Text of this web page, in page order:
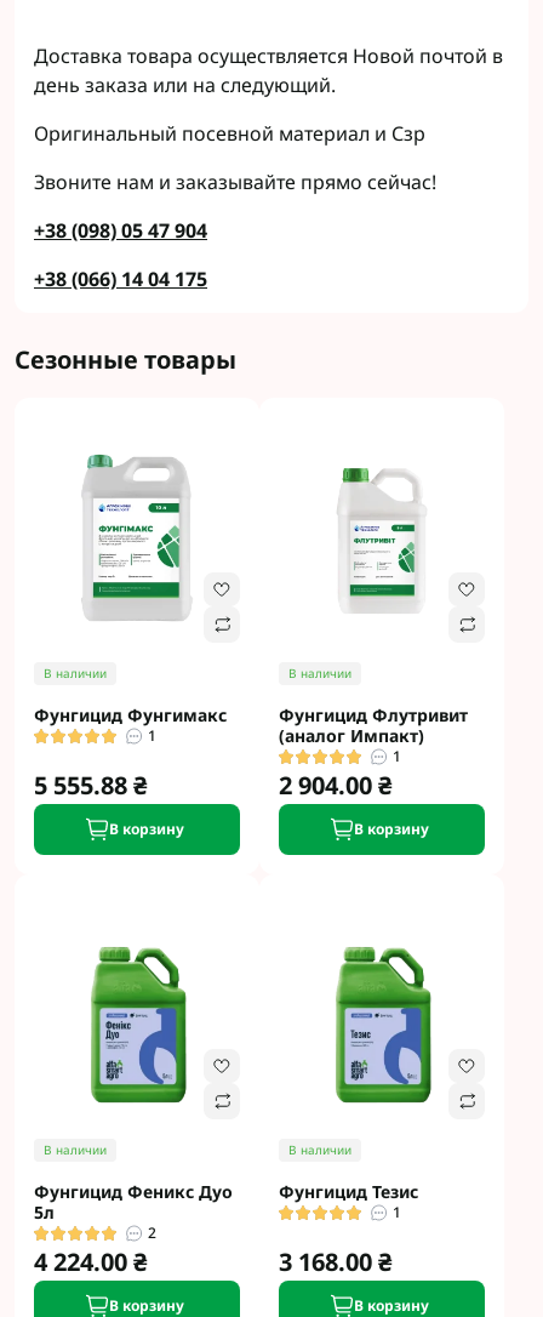
Доставка товара осуществляется Новой почтой в
день заказа или на следующий.
Оригинальный посевной материал и Сзр
Звоните нам и заказывайте прямо сейчас!
+38 (098) 05 47 904
+38 (066) 14 04 175
Сезонные товары
В наличии
Фунгицид Фунгимакс
1
5 555.88 ₴
В корзину
В наличии
Фунгицид Флутривит
(аналог Импакт)
1
2 904.00 ₴
В корзину
В наличии
Фунгицид Феникс Дуо
5л
2
4 224.00 ₴
В корзину
В наличии
Фунгицид Тезис
1
3 168.00 ₴
В корзину